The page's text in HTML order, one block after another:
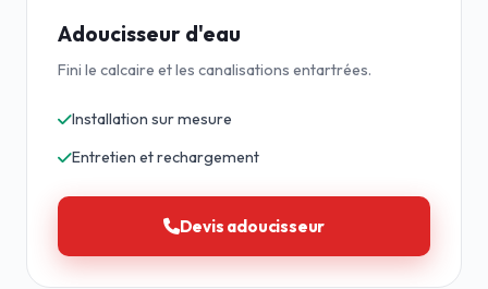
Adoucisseur d'eau
Fini le calcaire et les canalisations entartrées.
Installation sur mesure
Entretien et rechargement
Devis adoucisseur